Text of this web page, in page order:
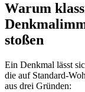
Warum
stoßen
Ein Denkmal lässt
die auf Standard-
aus drei Gründen: